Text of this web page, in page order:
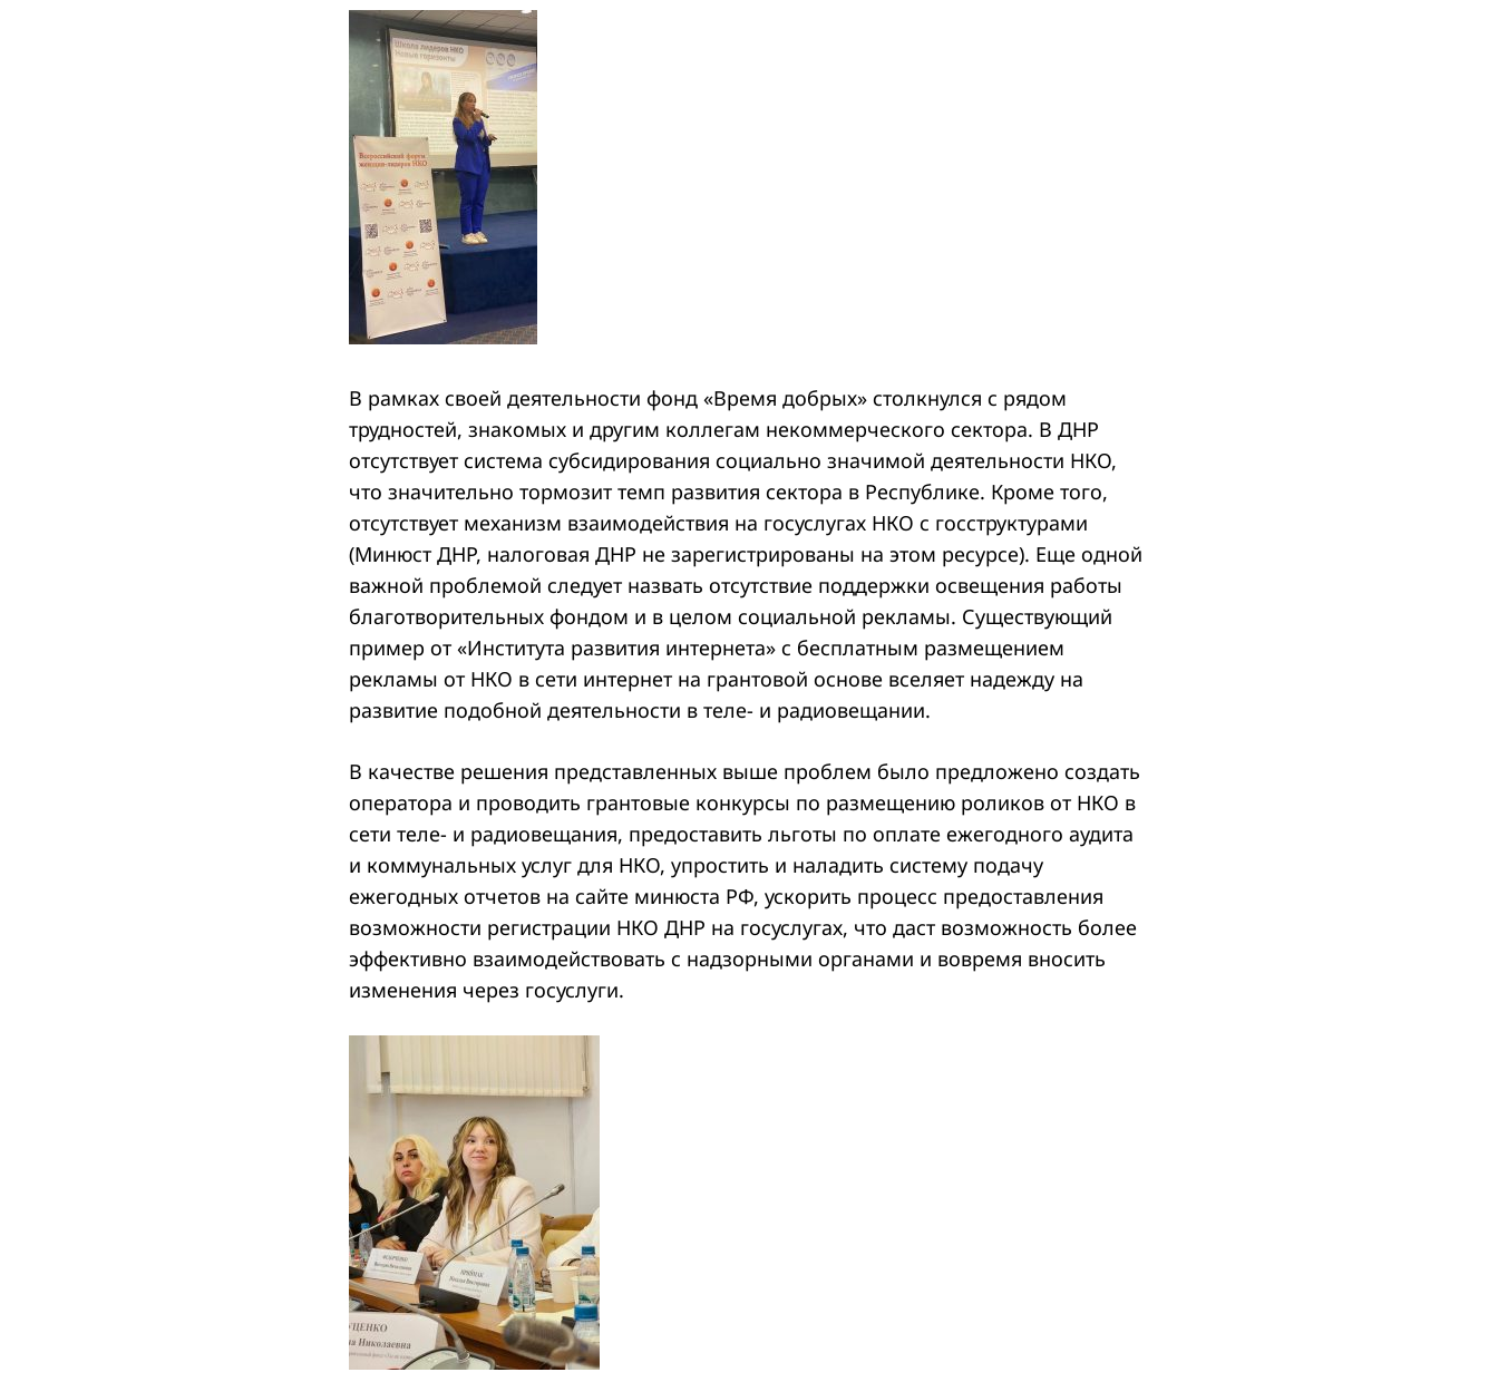
В рамках своей деятельности фонд «Время добрых» столкнулся с рядом
трудностей, знакомых и другим коллегам некоммерческого сектора. В ДНР
отсутствует система субсидирования социально значимой деятельности НКО,
что значительно тормозит темп развития сектора в Республике. Кроме того,
отсутствует механизм взаимодействия на госуслугах НКО с госструктурами
(Минюст ДНР, налоговая ДНР не зарегистрированы на этом ресурсе). Еще одной
важной проблемой следует назвать отсутствие поддержки освещения работы
благотворительных фондом и в целом социальной рекламы. Существующий
пример от «Института развития интернета» с бесплатным размещением
рекламы от НКО в сети интернет на грантовой основе вселяет надежду на
развитие подобной деятельности в теле- и радиовещании.
В качестве решения представленных выше проблем было предложено создать
оператора и проводить грантовые конкурсы по размещению роликов от НКО в
сети теле- и радиовещания, предоставить льготы по оплате ежегодного аудита
и коммунальных услуг для НКО, упростить и наладить систему подачу
ежегодных отчетов на сайте минюста РФ, ускорить процесс предоставления
возможности регистрации НКО ДНР на госуслугах, что даст возможность более
эффективно взаимодействовать с надзорными органами и вовремя вносить
изменения через госуслуги.